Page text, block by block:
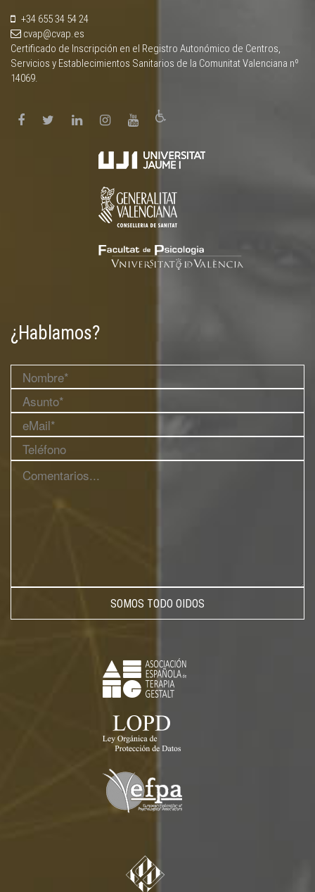
+34 655 34 54 24
cvap@cvap.es
Certificado de Inscripción en el Registro Autonómico de Centros,
Servicios y Establecimientos Sanitarios de la Comunitat Valenciana nº
14069.
¿Hablamos?
SOMOS TODO OIDOS